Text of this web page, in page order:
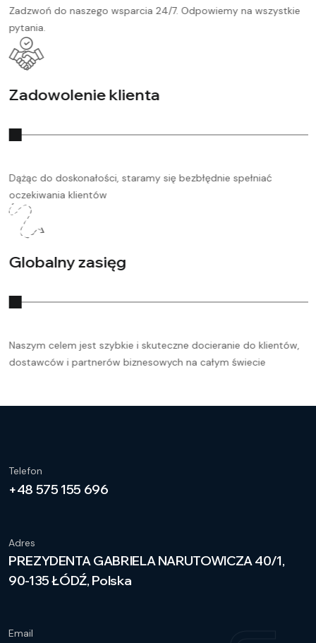
Zadzwoń do naszego wsparcia 24/7. Odpowiemy na wszystkie
pytania.
Zadowolenie klienta
Dążąc do doskonałości, staramy się bezbłędnie spełniać
oczekiwania klientów
Globalny zasięg
Naszym celem jest szybkie i skuteczne docieranie do klientów,
dostawców i partnerów biznesowych na całym świecie
Telefon
+48 575 155 696
Adres
PREZYDENTA GABRIELA NARUTOWICZA 40/1,
90-135 ŁÓDŹ, Polska
Email